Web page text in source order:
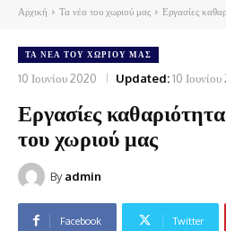
Αρχική Τα νέα του χωριού μας Εργασίες
ΤΑ ΝΈΑ ΤΟΥ ΧΩΡΙΟΎ ΜΑΣ
10 Ιουνίου 2020 Updated:10
Εργασίες
του χωριού μας
By admin
Facebook Twitter